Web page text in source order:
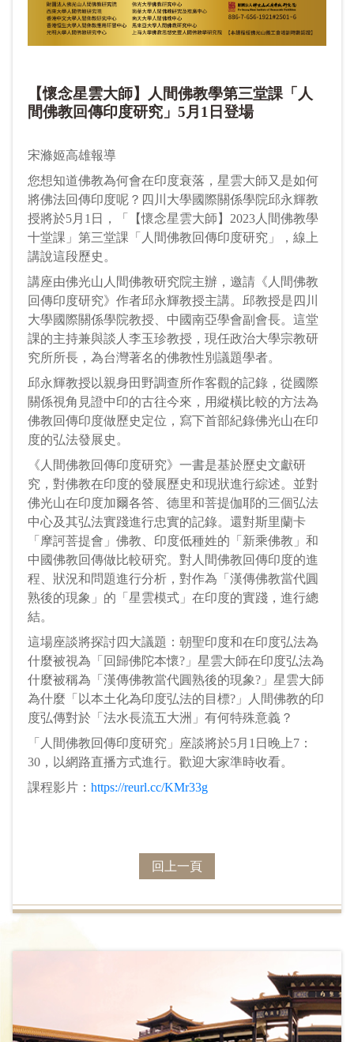
【懷念星雲大師】人間佛教學第三堂課「人
間佛教回傳印度研究」5月1日登場
宋滌姬高雄報導
您想知道佛教為何會在印度衰落，星雲大師又是如何
將佛法回傳印度呢？四川大學國際關係學院邱永輝教
授將於5月1日，「【懷念星雲大師】2023人間佛教學
十堂課」第三堂課「人間佛教回傳印度研究」，線上
講說這段歷史。
講座由佛光山人間佛教研究院主辦，邀請《人間佛教
回傳印度研究》作者邱永輝教授主講。邱教授是四川
大學國際關係學院教授、中國南亞學會副會長。這堂
課的主持兼與談人李玉珍教授，現任政治大學宗教研
究所所長，為台灣著名的佛教性別議題學者。
邱永輝教授以親身田野調查所作客觀的記錄，從國際
關係視角見證中印的古往今來，用縱橫比較的方法為
佛教回傳印度做歷史定位，寫下首部紀錄佛光山在印
度的弘法發展史。
《人間佛教回傳印度研究》一書是基於歷史文獻研
究，對佛教在印度的發展歷史和現狀進行綜述。並對
佛光山在印度加爾各答、德里和菩提伽耶的三個弘法
中心及其弘法實踐進行忠實的記錄。還對斯里蘭卡
「摩訶菩提會」佛教、印度低種姓的「新乘佛教」和
中國佛教回傳做比較研究。對人間佛教回傳印度的進
程、狀況和問題進行分析，對作為「漢傳佛教當代圓
熟後的現象」的「星雲模式」在印度的實踐，進行總
結。
這場座談將探討四大議題：朝聖印度和在印度弘法為
什麼被視為「回歸佛陀本懷?」星雲大師在印度弘法為
什麼被稱為「漢傳佛教當代圓熟後的現象?」星雲大師
為什麼「以本土化為印度弘法的目標?」人間佛教的印
度弘傳對於「法水長流五大洲」有何特殊意義？
「人間佛教回傳印度研究」座談將於5月1日晚上7：
30，以網路直播方式進行。歡迎大家準時收看。
課程影片：https://reurl.cc/KMr33g
回上一頁